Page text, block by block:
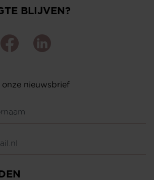
BLIJVEN?
nieuwsbrief